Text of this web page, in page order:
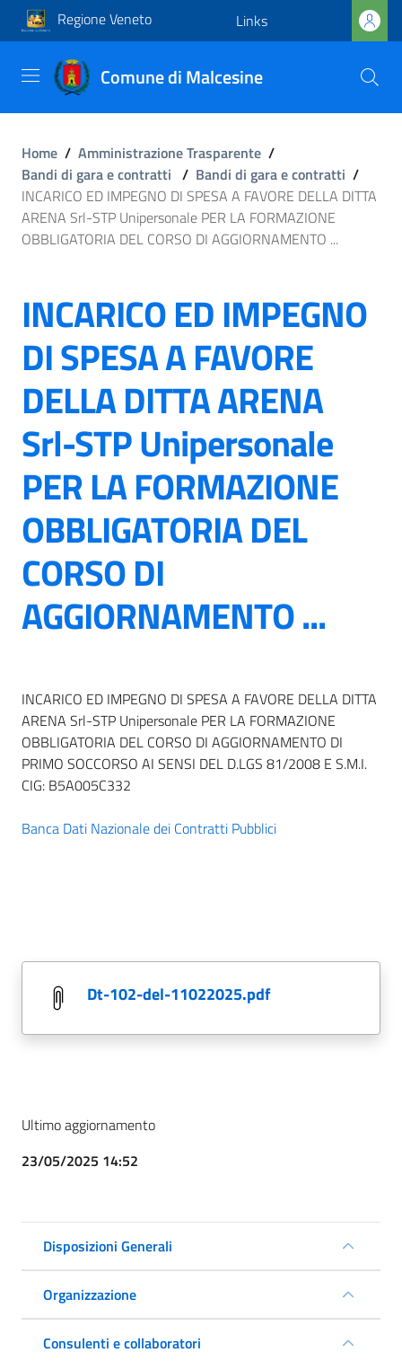
Regione Veneto Links
Comune di Malcesine
Home / Amministrazione Trasparente /
Bandi di gara e contratti / Bandi di gara e contratti /
INCARICO ED IMPEGNO DI SPESA A FAVORE DELLA DITTA
ARENA Srl-STP Unipersonale PER LA FORMAZIONE
OBBLIGATORIA DEL CORSO DI AGGIORNAMENTO ...
INCARICO ED IMPEGNO
DI SPESA A FAVORE
DELLA DITTA ARENA
Srl-STP Unipersonale
PER LA FORMAZIONE
OBBLIGATORIA DEL
CORSO DI
AGGIORNAMENTO ...
INCARICO ED IMPEGNO DI SPESA A FAVORE DELLA DITTA
ARENA Srl-STP Unipersonale PER LA FORMAZIONE
OBBLIGATORIA DEL CORSO DI AGGIORNAMENTO DI
PRIMO SOCCORSO AI SENSI DEL D.LGS 81/2008 E S.M.I.
CIG: B5A005C332
Banca Dati Nazionale dei Contratti Pubblici
dt-102-del-11022025.pdf
Ultimo aggiornamento
23/05/2025 14:52
Disposizioni Generali
Organizzazione
Consulenti e collaboratori